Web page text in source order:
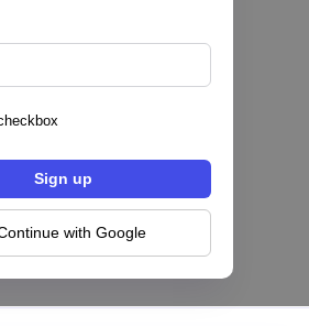
with Google
dividiendo en dos
a la IA | Mambu